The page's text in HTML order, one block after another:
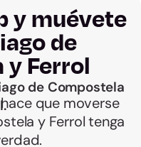
y muévete
de
Ferrol
de Compostela
que moverse
y Ferrol tenga